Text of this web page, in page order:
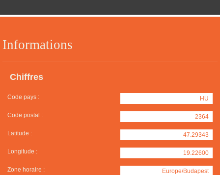
Informations
Chiffres
Code pays : HU
Code postal : 2364
Latitude : 47.29343
Longitude : 19.22600
Zone horaire : Europe/Budapest